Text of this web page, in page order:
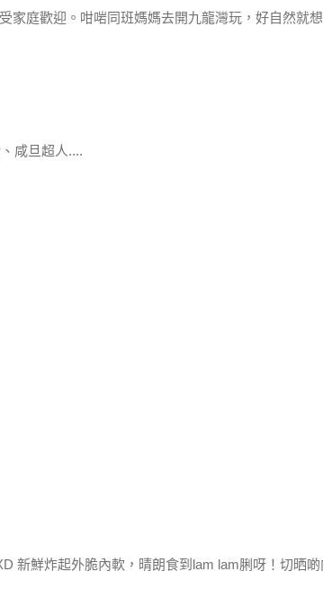
家庭歡迎。 咁啱同班媽媽去開九龍灣玩，好自然就
咸旦超人....
新鮮炸起外脆內軟，晴朗食到lam lam脷呀！切晒